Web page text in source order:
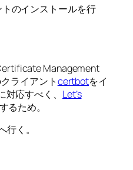
のインストールを行
Management
ライアントcertbotをイ
応すべく、 Let’s
るため。
行く。